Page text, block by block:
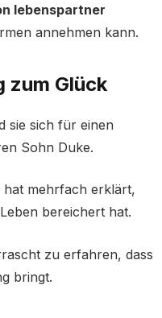
lebenspartner
annehmen kann.
zum Glück
sie sich für einen
Sohn Duke.
hat mehrfach erklärt,
bereichert hat.
zu erfahren, dass
bringt.